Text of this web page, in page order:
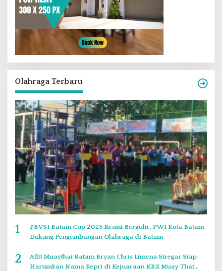
Olahraga Terbaru
1
PBVSI Batam Cup 2025 Resmi Bergulir, PWI Kota Batam
Dukung Pengembangan Olahraga di Batam
2
Atlit Muaythai Batam Bryan Chris Limena Siregar Siap
Harumkan Nama Kepri di Kejuaraan KBX Muay Thai